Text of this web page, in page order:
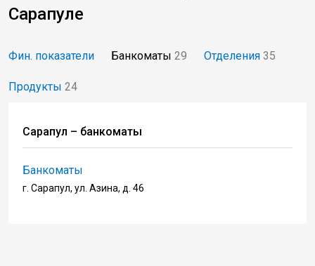
Сарапуле
Фин. показатели Банкоматы 29 Отделения 35
Продукты 24
Сарапул – банкоматы
Банкоматы
г. Сарапул, ул. Азина, д. 46